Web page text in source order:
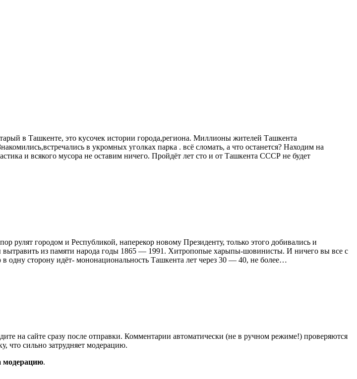
в Ташкенте, это кусочек истории города,региона. Миллионы жителей Ташкента
в укромных уголках парка . всё сломать, а что останется? Находим на
и всякого мусора не оставим ничего. Пройдёт лет сто и от Ташкента СССР не будет
городом и Республикой, наперекор новому Президенту, только этого добивались и
вытравить из памяти народа годы 1865 — 1991. Хитропопые харыпы-шовинисты. И ничего вы все с
одну сторону идёт- мононациональность Ташкента лет через 30 — 40, не более…
на сайте сразу после отправки. Комментарии автоматически (не в ручном режиме!) проверяются
что сильно затрудняет модерацию.
модерацию.